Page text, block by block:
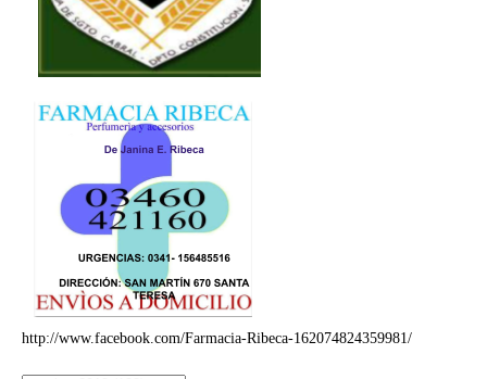
http://www.facebook.com/Farmacia-Ribeca-162074824359981/